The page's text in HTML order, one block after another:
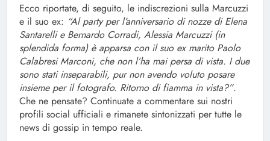
Ecco riportate, di seguito, le indiscrezioni sulla Marcuzzi
e il suo ex: “Al party per l’anniversario di nozze di Elena
Santarelli e Bernardo Corradi, Alessia Marcuzzi (in
splendida forma) è apparsa con il suo ex marito Paolo
Calabresi Marconi, che non l’ha mai persa di vista. I due
sono stati inseparabili, pur non avendo voluto posare
insieme per il fotografo. Ritorno di fiamma in vista?”.
Che ne pensate? Continuate a commentare sui nostri
profili social ufficiali e rimanete sintonizzati per tutte le
news di gossip in tempo reale.